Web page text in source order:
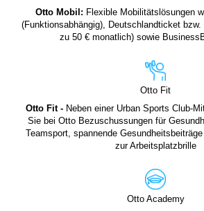
Otto Mobil: Flexible Mobilitätslösungen
(Funktionsabhängig), Deutschlandticket
zu 50 € monatlich) sowie
Otto Fit
Otto Fit - Neben einer Urban Sports Club-
Sie bei Otto Bezuschussungen für
Teamsport, spannende
zur Arbeitsplatzbrille
Otto Academy